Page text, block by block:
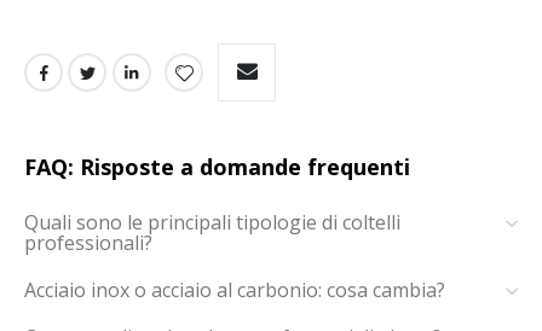
FAQ: Risposte a domande frequenti
Quali sono le principali tipologie di coltelli
professionali?
Acciaio inox o acciaio al carbonio: cosa cambia?